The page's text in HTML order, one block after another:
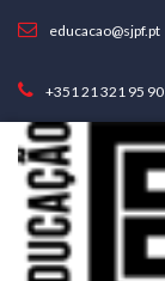
educacao@sjpf.pt
+351 21 321 95